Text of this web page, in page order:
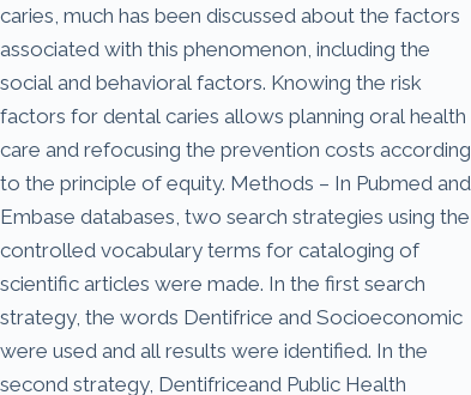
caries, much has been discussed about the factors
associated with this phenomenon, including the
social and behavioral factors. Knowing the risk
factors for dental caries allows planning oral health
care and refocusing the prevention costs according
to the principle of equity. Methods – In Pubmed and
Embase databases, two search strategies using the
controlled vocabulary terms for cataloging of
scientific articles were made. In the first search
strategy, the words Dentifrice and Socioeconomic
were used and all results were identified. In the
second strategy, Dentifriceand Public Health